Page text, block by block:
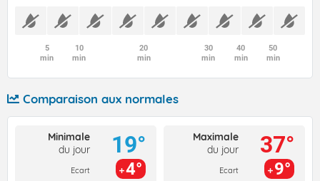
5
min
10
min
20
min
30
min
40
min
50
min
Comparaison aux normales
Minimale
du jour
Ecart
19°
4°
Maximale
du jour
Ecart
37°
9°